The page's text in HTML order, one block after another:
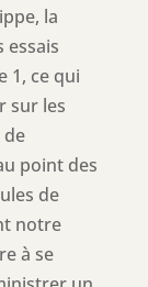
la
essais
1, ce qui
sur les
de
point des
de
notre
à se